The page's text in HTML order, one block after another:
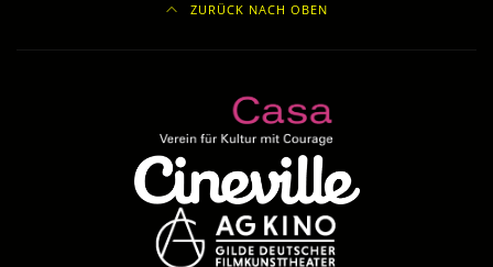
ZURÜCK NACH OBEN